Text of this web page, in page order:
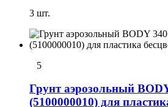
3 шт.
5
Грунт аэрозольный
(5100000010) для